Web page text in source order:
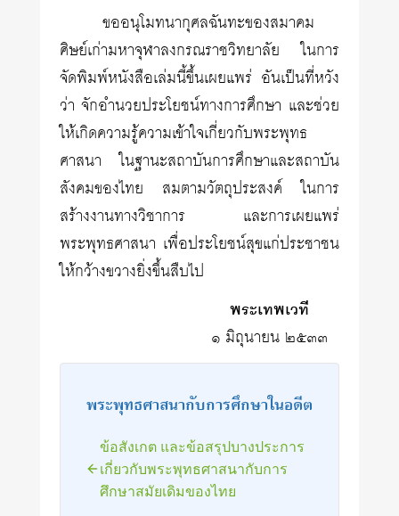
ขออนุโมทนากุศลฉันทะของสมาคม
ศิษย์เก่ามหาจุฬาลงกรณราชวิทยาลัย ในการ
จัดพิมพ์หนังสือเล่มนี้ขึ้นเผยแพร่ อันเป็นที่หวัง
ว่า จักอำนวยประโยชน์ทางการศึกษา และช่วย
ให้เกิดความรู้ความเข้าใจเกี่ยวกับพระพุทธ
ศาสนา ในฐานะสถาบันการศึกษาและสถาบัน
สังคมของไทย สมตามวัตถุประสงค์ ในการ
สร้างงานทางวิชาการ และการเผยแพร่
พระพุทธศาสนา เพื่อประโยชน์สุขแก่ประชาชน
ให้กว้างขวางยิ่งขึ้นสืบไป
พระเทพเวที
๑ มิถุนายน ๒๕๓๓
พระพุทธศาสนากับการศึกษาในอดีต
ข้อสังเกต และข้อสรุปบางประการ
เกี่ยวกับพระพุทธศาสนากับการ
ศึกษาสมัยเดิมของไทย